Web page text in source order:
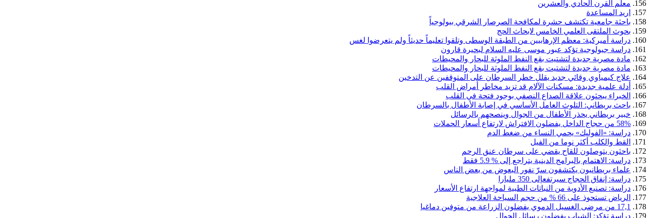
معلم القرن الحادي والعشرين
اريد المساعدة
باحثة جامعية تكتشف حشرة لمكافحة الصرصار الشرقي بيولوجياً
بحوث الملتقى العلمي الخامس لابحاث الحج
دراسة أميركية: معظم الإرهابيين من الطبقة الوسطى وتلقوا تعليماً حديثاً ولم يتعرضوا لغس
دراسة جيولوجية تؤكد عبور موسى عليه السلام لبحيرة قارون
مادة مصرية جديدة لتشتيت بقع النفط الملوثة للبحار والمحيطات
مادة مصرية جديدة لتشتيت بقع النفط الملوثة للبحار والمحيطات
علاج كيمياوي وقائي جديد يقلل خطر السرطان على المتوقفين عن التدخين
أدلة علمية جديدة: مسكنات الآلام قد تزيد مخاطر أمراض القلب
الخبراء يبحثون علاقة الصداع النصفي بوجود فتحة في القلب
باحث بريطاني: التلوث العامل الأساسي في إصابة الأطفال بالسرطان
خبير بريطاني يحذر الأطفال من الجوال وينصحهم بالرسائل
58% من حجاج الداخل يفضلون الافتراش لارتفاع أسعار الحملات
دراسة: «الفوليك» يحمي النساء من ضغط الدم
القط والكلب أكثر نوما من الفيل
باحثون يتوصلون للقاح يقضي على سرطان عنق الرحم
دراسة: الاهتمام بالبرامج الدينية يتراجع إلى % 5.9 فقط
علماء بريطانيون يكتشفون سرّ نفور البعوض من بعض الناس
دراسة: إنفاق الحجاج سيرتفعإلى 350 مليارا
دراسة: تصنيع الأدوية من النباتات الطبية لمواجهة ارتفاع الأسعار
الرياض تستحوذ على 66 % من حجم السياحة العلاجية
17,1 من مرضى الغسيل الدموي يفضلون الزراعة من متوفين دماغيا
دراسة تؤكد: الشباب يفضلون رسائل الجوال